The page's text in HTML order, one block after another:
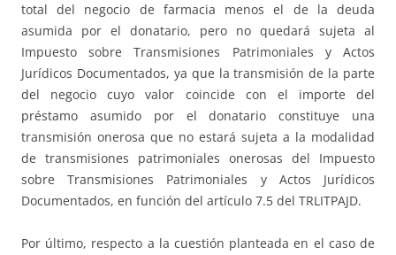
total del negocio de farmacia menos el de la deuda
asumida por el donatario, pero no quedará sujeta al
Impuesto sobre Transmisiones Patrimoniales y Actos
Jurídicos Documentados, ya que la transmisión de la parte
del negocio cuyo valor coincide con el importe del
préstamo asumido por el donatario constituye una
transmisión onerosa que no estará sujeta a la modalidad
de transmisiones patrimoniales onerosas del Impuesto
sobre Transmisiones Patrimoniales y Actos Jurídicos
Documentados, en función del artículo 7.5 del TRLITPAJD.
Por último, respecto a la cuestión planteada en el caso de